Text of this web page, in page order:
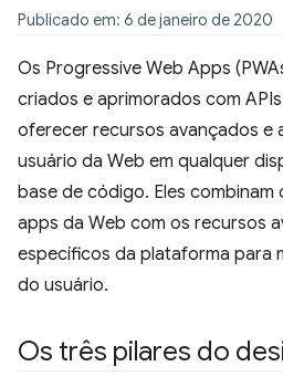
Publicado em: 6 de janeiro de 2020
Os Progressive Web Apps
criados e aprimorados com
oferecer recursos avançados e
usuário da Web em qualquer
base de código. Eles combinam
apps da Web com os recursos
específicos da plataforma para
do usuário.
Os três pilares do